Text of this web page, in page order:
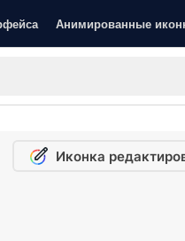
Анимированные
Иконка